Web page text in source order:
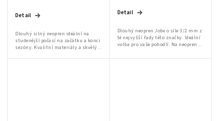
Detail
Dlouhý silný neopren ideální na
studenější počasí na začátku a konci
sezóny. Kvalitní materiály a skvělý
postavu. Suchý zip na nohavicích
Detail
Dlouhý neopren Jobe o síle 3/2 mm z
té nejvyšší řady této značky. Ideální
volba pro vaše pohodlí. Na neoprenu
zájem pošlu více fotek